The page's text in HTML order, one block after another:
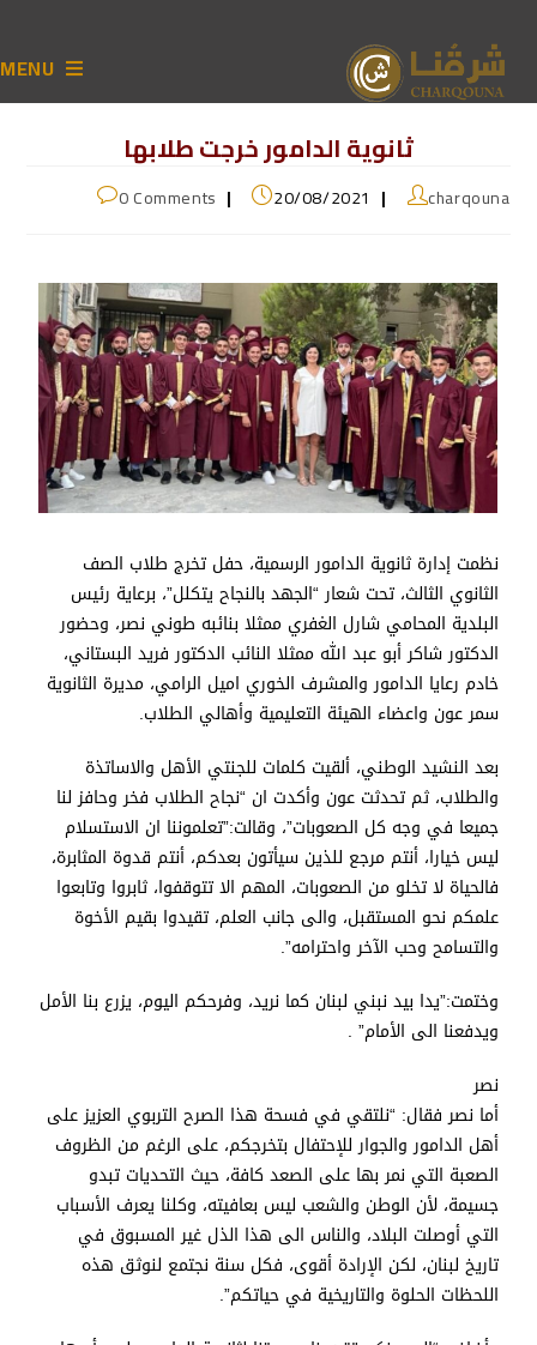
MENU
ثانوية الدامور خرجت طلابها
charqouna
20/08/2021
0 Comments
نظمت إدارة ثانوية الدامور الرسمية، حفل تخرج طلاب الصف
الثانوي الثالث، تحت شعار “الجهد بالنجاح يتكلل”، برعاية رئيس
البلدية المحامي شارل الغفري ممثلا بنائبه طوني نصر، وحضور
الدكتور شاكر أبو عبد الله ممثلا النائب الدكتور فريد البستاني،
خادم رعايا الدامور والمشرف الخوري اميل الرامي، مديرة الثانوية
سمر عون واعضاء الهيئة التعليمية وأهالي الطلاب.
بعد النشيد الوطني، ألقيت كلمات للجنتي الأهل والاساتذة
والطلاب، ثم تحدثت عون وأكدت ان “نجاح الطلاب فخر وحافز لنا
جميعا في وجه كل الصعوبات”، وقالت:”تعلموننا ان الاستسلام
ليس خيارا، أنتم مرجع للذين سيأتون بعدكم، أنتم قدوة المثابرة،
فالحياة لا تخلو من الصعوبات، المهم الا تتوقفوا، ثابروا وتابعوا
علمكم نحو المستقبل، والى جانب العلم، تقيدوا بقيم الأخوة
والتسامح وحب الآخر واحترامه”.
وختمت:”يدا بيد نبني لبنان كما نريد، وفرحكم اليوم، يزرع بنا الأمل
ويدفعنا الى الأمام” .
نصر
أما نصر فقال: “نلتقي في فسحة هذا الصرح التربوي العزيز على
أهل الدامور والجوار للإحتفال بتخرجكم، على الرغم من الظروف
الصعبة التي نمر بها على الصعد كافة، حيث التحديات تبدو
جسيمة، لأن الوطن والشعب ليس بعافيته، وكلنا يعرف الأسباب
التي أوصلت البلاد، والناس الى هذا الذل غير المسبوق في
تاريخ لبنان، لكن الإرادة أقوى، فكل سنة نجتمع لنوثق هذه
اللحظات الحلوة والتاريخية في حياتكم”.